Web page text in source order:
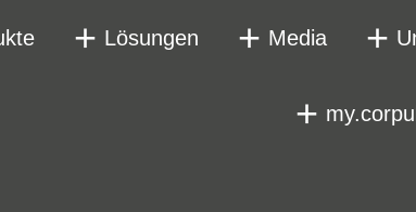
Lösungen Media